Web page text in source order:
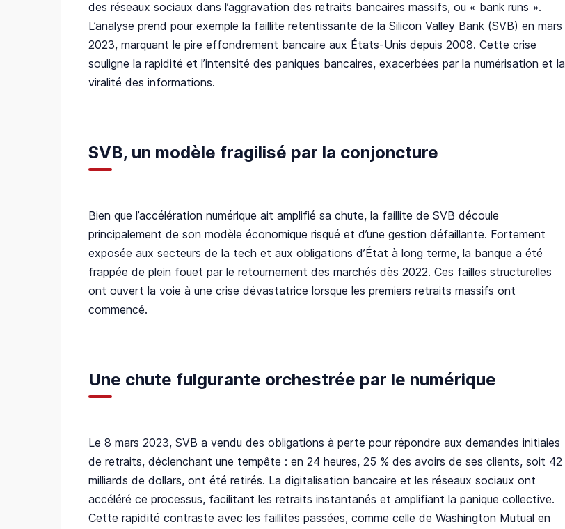
des réseaux sociaux dans l’aggravation des retraits bancaires massifs, ou « bank runs ».
L’analyse prend pour exemple la faillite retentissante de la Silicon Valley Bank (SVB) en mars
2023, marquant le pire effondrement bancaire aux États-Unis depuis 2008. Cette crise
souligne la rapidité et l’intensité des paniques bancaires, exacerbées par la numérisation et la
viralité des informations.
SVB, un modèle fragilisé par la conjoncture
Bien que l’accélération numérique ait amplifié sa chute, la faillite de SVB découle
principalement de son modèle économique risqué et d’une gestion défaillante. Fortement
exposée aux secteurs de la tech et aux obligations d’État à long terme, la banque a été
frappée de plein fouet par le retournement des marchés dès 2022. Ces failles structurelles
ont ouvert la voie à une crise dévastatrice lorsque les premiers retraits massifs ont
commencé.
Une chute fulgurante orchestrée par le numérique
Le 8 mars 2023, SVB a vendu des obligations à perte pour répondre aux demandes initiales
de retraits, déclenchant une tempête : en 24 heures, 25 % des avoirs de ses clients, soit 42
milliards de dollars, ont été retirés. La digitalisation bancaire et les réseaux sociaux ont
accéléré ce processus, facilitant les retraits instantanés et amplifiant la panique collective.
Cette rapidité contraste avec les faillites passées, comme celle de Washington Mutual en